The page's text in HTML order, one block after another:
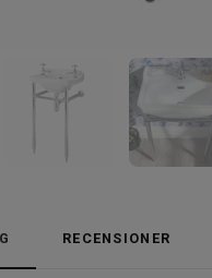
RECENSIONER